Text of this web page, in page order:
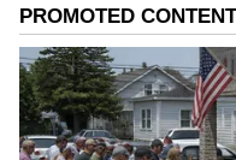
గూగుల్‌లో ఆసక్తికరమైన
ను మీ